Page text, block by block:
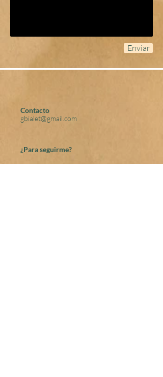
Enviar
Contacto
gbialet@gmail.com
¿Para seguirme?